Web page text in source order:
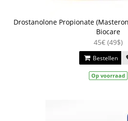
Drostanolone Propionate
Biocare
45€ (49$)
Bestellen
Op voorraad